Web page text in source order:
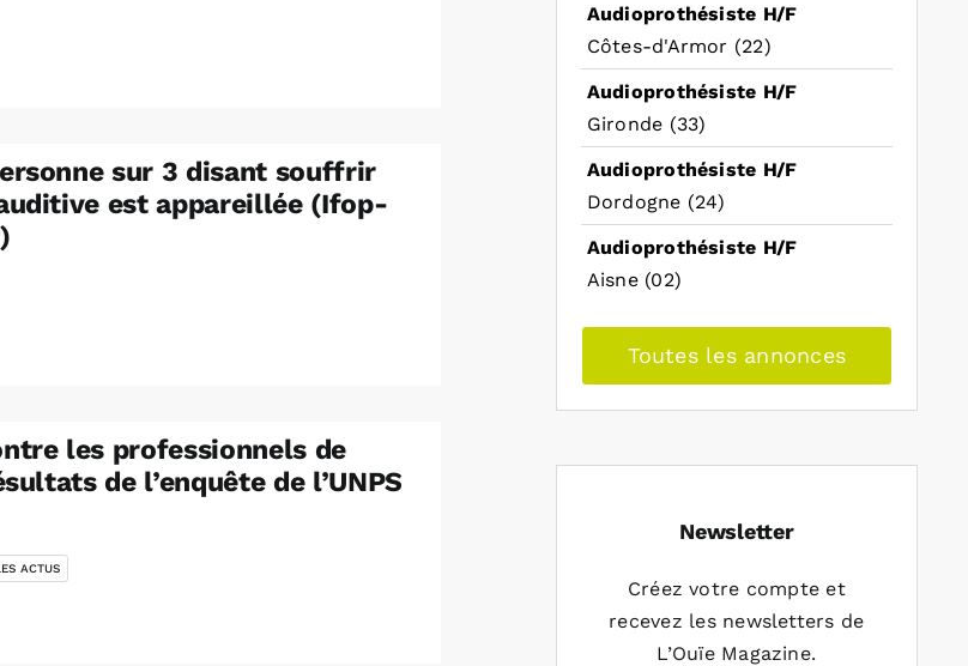
sur 3 disant souffrir
est appareillée (Ifop-
les professionnels de
de l’enquête de l’UNPS
ACTUS
Audioprothésiste H/F
Côtes-d'Armor (22)
Audioprothésiste H/F
Gironde (33)
Audioprothésiste H/F
Dordogne (24)
Audioprothésiste H/F
Aisne (02)
Toutes les annonces
Newsletter
Créez votre compte et
recevez les newsletters de
L’Ouïe Magazine.